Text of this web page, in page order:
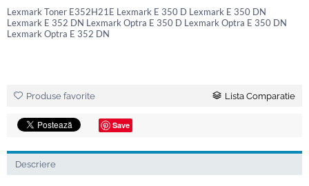
Lexmark Toner E352H21E Lexmark E 350 D Lexmark E 350 DN
Lexmark E 352 DN Lexmark Optra E 350 D Lexmark Optra E 350 DN
Lexmark Optra E 352 DN
Produse favorite Lista Comparatie
Save
Descriere